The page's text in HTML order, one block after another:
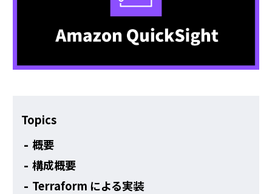
Topics
概要
構成概要
Terraform による実装